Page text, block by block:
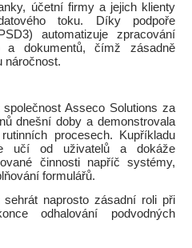
účetní firmy a jejich klienty
toku. Díky podpoře
automatizuje zpracování
a dokumentů, čímž zásadně
náročnost.
Asseco Solutions za
dnešní doby a demonstrovala
procesech. Kupříkladu
učí od uživatelů a dokáže
činnosti napříč systémy,
formulářů.
naprosto zásadní roli při
odhalování podvodných